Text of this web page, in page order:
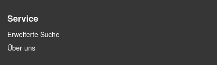
Service
Erweiterte Suche
Über uns